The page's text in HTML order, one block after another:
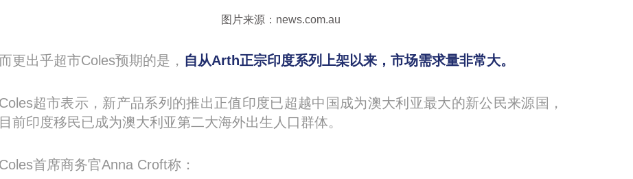
图片来源：news.com.au
更出乎超市Coles预期的是， 自从Arth正宗印度系列上架以来，市场需求量非常大。
Coles超市表示，新产品系列的推出正值印度已超越中国成为澳大利亚最大的新公民来源国，
目前印度移民已成为澳大利亚第二大海外出生人口群体。
Coles首席商务官Anna Croft称：